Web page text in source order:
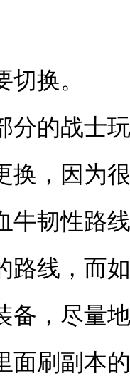
换。
的战士玩
换，因为
牛韧性路
路线，而
备，尽量
面刷副本